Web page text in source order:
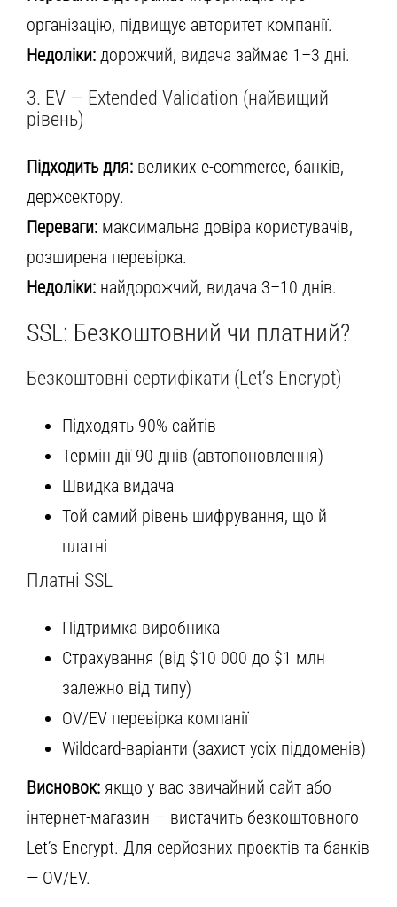
організацію, підвищує авторитет компанії.
Недоліки: дорожчий, видача займає 1–3 дні.
3. EV — Extended Validation (найвищий
рівень)
Підходить для: великих e-commerce, банків,
держсектору.
Переваги: максимальна довіра користувачів,
розширена перевірка.
Недоліки: найдорожчий, видача 3–10 днів.
SSL: Безкоштовний чи платний?
Безкоштовні сертифікати (Let’s Encrypt)
Підходять 90% сайтів
Термін дії 90 днів (автопоновлення)
Швидка видача
Той самий рівень шифрування, що й
платні
Платні SSL
Підтримка виробника
Страхування (від $10 000 до $1 млн
залежно від типу)
OV/EV перевірка компанії
Wildcard-варіанти (захист усіх піддоменів)
Висновок: якщо у вас звичайний сайт або
інтернет-магазин — вистачить безкоштовного
Let’s Encrypt. Для серйозних проєктів та банків
— OV/EV.